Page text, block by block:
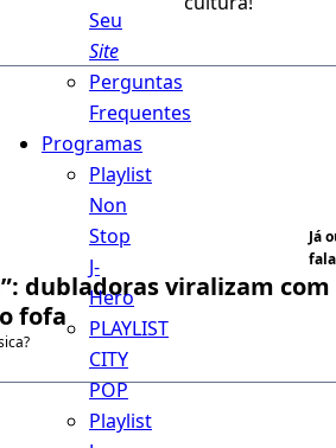
Seu
Site
Perguntas
Frequentes
Programas
Playlist
Non
Stop
J-
Hero
PLAYLIST
CITY
POP
Playlist
Já
dubladoras viralizam com
fofa